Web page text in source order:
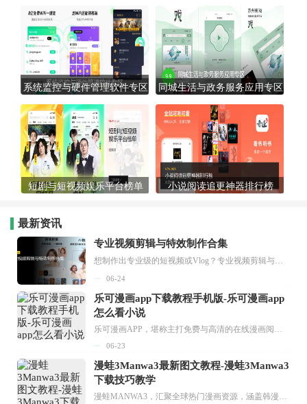
系统监控与硬件管理软件专区 同城生活与政务服务应用专区
短剧与短视频娱乐平台榜单 小说阅读追更神器排行榜
最新资讯
专业视频剪辑与特效制作合集
想制作出专业级的短视频或Vlog？专业视频剪辑与特效制作大全专题为你提供了从剪辑、抠像到特效包装的全套解决方案。无论是添加炫酷的片头、进行精准的视频抠图，还是制...
06-24
乐可漫画app下载教程手机版-乐可漫画app
怎么看小说
乐可漫画APP，堪称主打免费与高清的在线漫画阅读神器。其官方版提供海量完整版漫画资源，无论是国内漫画，还是日漫、韩漫、台漫、美漫等国外漫画，应有尽有，随时供你阅读。只需轻点一下，便能直接进入阅读界面。不仅如此，乐可漫画最新版本更新速度极快，在这里，你总能抢先看到全网一手漫画章节内容！...
06-23
漫蛙3Manwa3最新图文教程-漫蛙3Manwa3
下载技巧教学
漫蛙MANWA3，汇聚全球热门漫画资源，涵盖韩漫、欧美漫画、国漫等多种类型，题材丰富多样，全方位满足用户阅读喜好。它不仅是阅读平台，更是创作平台，为广大用户打造零门槛创作环境。...